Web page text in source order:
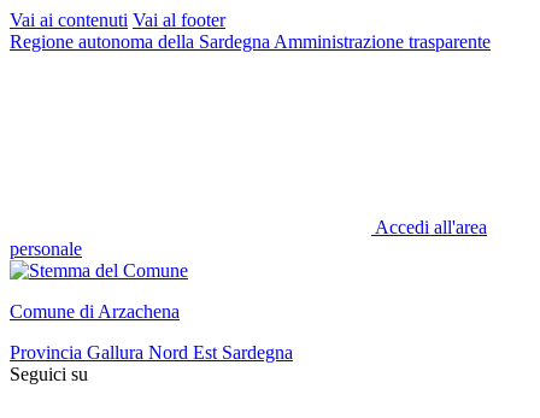
Vai ai contenuti Vai al footer
Regione autonoma della Sardegna Amministrazione trasparente
Accedi all'area
personale
Comune di Arzachena
Provincia Gallura Nord Est Sardegna
Seguici su